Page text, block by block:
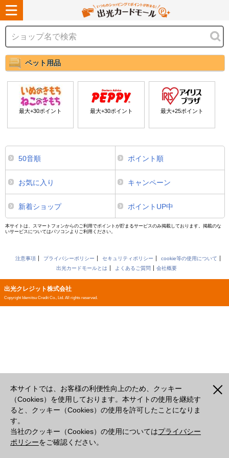
本サイトでは、お客様の利便性向上のため、クッキー
（Cookies）を使用しております。本サイトの使用を継続す
ると、クッキー（Cookies）の使用を許可したことになりま
す。
当社のクッキー（Cookies）の使用についてはプライバシー
ポリシーをご確認ください。
ペット用品
最大+30ポイント 最大+30ポイント 最大+25ポイント
50音順 ポイント順
お気に入り キャンペーン
新着ショップ ポイントUP中
本サイトは、スマートフォンからのご利用でポイントが貯まるサービスのみ掲載しております。掲載のな
いサービスについてはパソコンよりご利用ください。
注意事項 プライバシーポリシー セキュリティポリシー
cookie等の使用について
出光カードモールとは
よくあるご質問 会社概要
出光クレジット株式会社
Copyright Idemitsu Credit Co., Ltd. All rights reserved.